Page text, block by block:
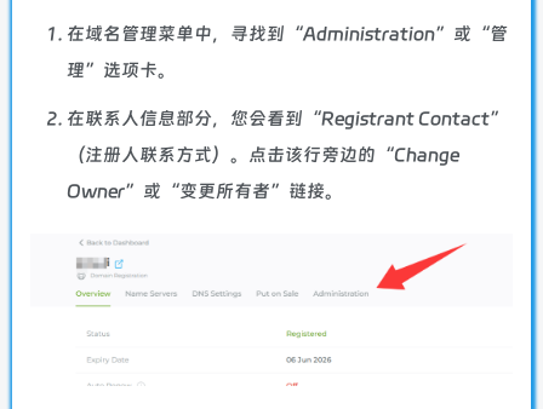
在域名管理菜单中，寻找到“Administration”或“管
理”选项卡。
在联系人信息部分，您会看到“Registrant Contact”
（注册人联系方式）。点击该行旁边的“Change
Owner”或“变更所有者”链接。